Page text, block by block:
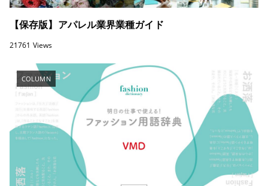
【保存版】アパレル業界業種ガイド
21761 Views
COLUMN